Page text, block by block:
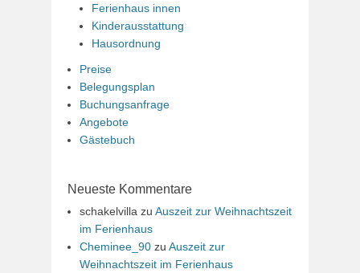
Ferienhaus innen
Kinderausstattung
Hausordnung
Preise
Belegungsplan
Buchungsanfrage
Angebote
Gästebuch
Neueste Kommentare
schakelvilla zu Auszeit zur Weihnachtszeit
im Ferienhaus
Cheminee_90 zu Auszeit zur
Weihnachtszeit im Ferienhaus